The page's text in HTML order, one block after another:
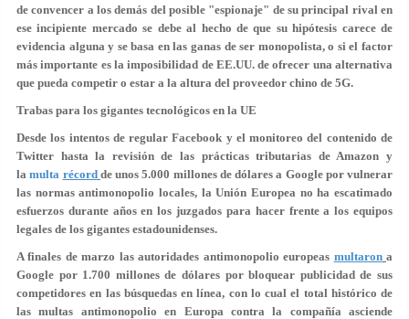
de convencer a los demás del posible "espionaje" de su principal rival en
ese incipiente mercado se debe al hecho de que su hipótesis carece de
evidencia alguna y se basa en las ganas de ser monopolista, o si el factor
más importante es la imposibilidad de EE.UU. de ofrecer una alternativa
que pueda competir o estar a la altura del proveedor chino de 5G.
Trabas para los gigantes tecnológicos en la UE
Desde los intentos de regular Facebook y el monitoreo del contenido de
Twitter hasta la revisión de las prácticas tributarias de Amazon y
lamulta récord de unos 5.000 millones de dólares a Google por vulnerar
las normas antimonopolio locales, la Unión Europea no ha escatimado
esfuerzos durante años en los juzgados para hacer frente a los equipos
legales de los gigantes estadounidenses.
A finales de marzo las autoridades antimonopolio europeas multaron a
Google por 1.700 millones de dólares por bloquear publicidad de sus
competidores en las búsquedas en línea, con lo cual el total histórico de
las multas antimonopolio en Europa contra la compañía asciende